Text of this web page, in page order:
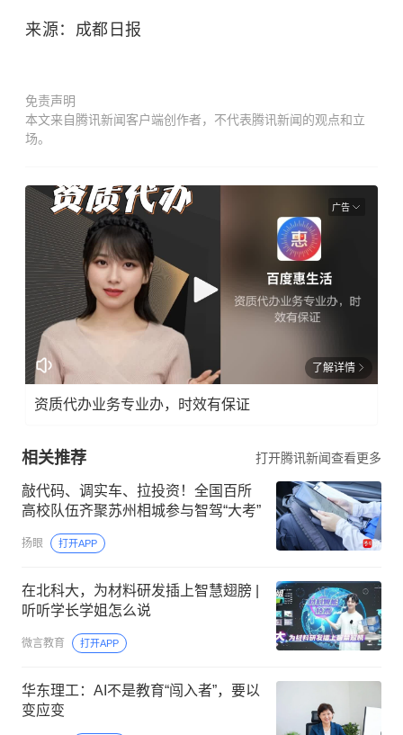
来源：成都日报
免责声明
本文来自腾讯新闻客户端创作者，不代表腾讯新闻的观点和立
场。
广告
了解详情
资质代办业务专业办，时效有保证
相关推荐 打开腾讯新闻查看更多
敲代码、调实车、拉投资！全国百所
高校队伍齐聚苏州相城参与智驾“大考”
扬眼 打开APP
在北科大，为材料研发插上智慧翅膀 |
听听学长学姐怎么说
微言教育 打开APP
华东理工：AI不是教育“闯入者”，要以
变应变